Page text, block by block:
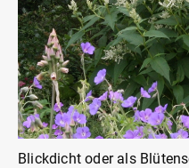
Blickdicht oder als